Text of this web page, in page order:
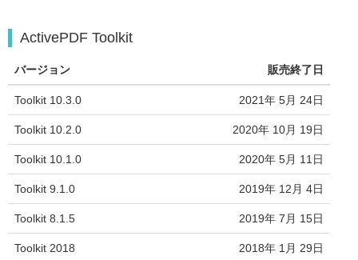
ActivePDF Toolkit
バージョン 販売終了日
Toolkit 10.3.0 2021年 5月 24日
Toolkit 10.2.0 2020年 10月 19日
Toolkit 10.1.0 2020年 5月 11日
Toolkit 9.1.0 2019年 12月 4日
Toolkit 8.1.5 2019年 7月 15日
Toolkit 2018 2018年 1月 29日